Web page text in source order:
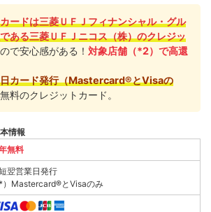
ードは三菱ＵＦＪフィナンシャル・グル
ある三菱ＵＦＪニコス（株）のクレジッ
で安心感がある！対象店舗（*2）で高還
カード発行（Mastercard®とVisaの
料のクレジットカード。
情報
無料
翌営業日発行
*）Mastercard®とVisaのみ